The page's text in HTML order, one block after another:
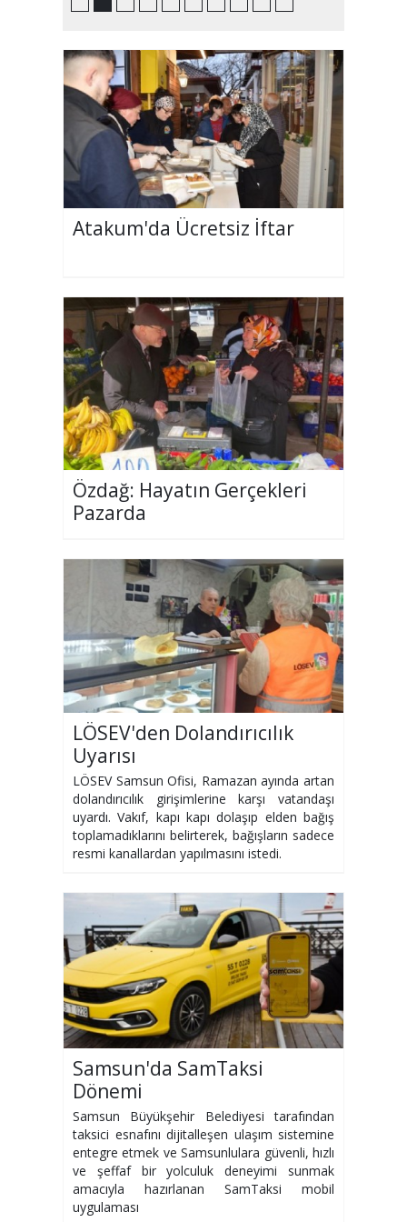
Atakum'da Ücretsiz İftar
Özdağ: Hayatın Gerçekleri
Pazarda
LÖSEV'den Dolandırıcılık
Uyarısı
LÖSEV Samsun Ofisi, Ramazan ayında artan
dolandırıcılık girişimlerine karşı vatandaşı
uyardı. Vakıf, kapı kapı dolaşıp elden bağış
toplamadıklarını belirterek, bağışların sadece
resmi kanallardan yapılmasını istedi.
Samsun'da SamTaksi
Dönemi
Samsun Büyükşehir Belediyesi tarafından
taksici esnafını dijitalleşen ulaşım sistemine
entegre etmek ve Samsunlulara güvenli, hızlı
ve şeffaf bir yolculuk deneyimi sunmak
amacıyla hazırlanan SamTaksi mobil
uygulaması